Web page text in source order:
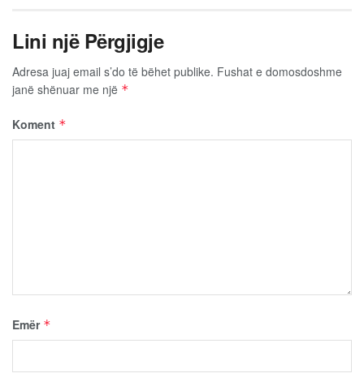
Lini një Përgjigje
Adresa juaj email s’do të bëhet publike. Fushat e domosdoshme
janë shënuar me një *
Koment *
Emër *